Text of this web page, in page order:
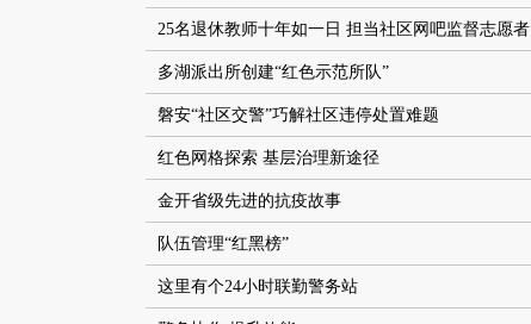
25名退休教师十年如一日 担当社区网吧监督志愿者
多湖派出所创建“红色示范所队”
磐安“社区交警”巧解社区违停处置难题
红色网格探索 基层治理新途径
金开省级先进的抗疫故事
队伍管理“红黑榜”
这里有个24小时联勤警务站